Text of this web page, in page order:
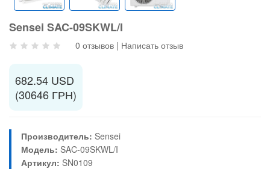
Sensei SAC-09SKWL/I
0 отзывов | Написать отзыв
682.54 USD
(30646 ГРН)
Производитель: Sensei
Модель: SAC-09SKWL/I
Артикул: SN0109